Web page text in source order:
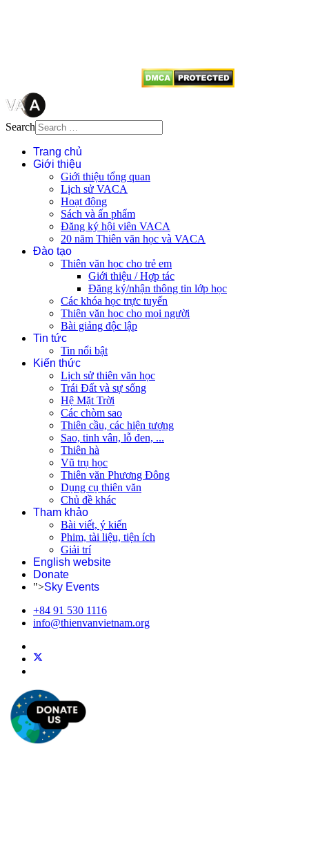
Search
Trang chủ
Giới thiệu
Giới thiệu tổng quan
Lịch sử VACA
Hoạt động
Sách và ấn phẩm
Đăng ký hội viên VACA
20 năm Thiên văn học và VACA
Đào tạo
Thiên văn học cho trẻ em
Giới thiệu / Hợp tác
Đăng ký/nhận thông tin lớp học
Các khóa học trực tuyến
Thiên văn học cho mọi người
Bài giảng độc lập
Tin tức
Tin nổi bật
Kiến thức
Lịch sử thiên văn học
Trái Đất và sự sống
Hệ Mặt Trời
Các chòm sao
Thiên cầu, các hiện tượng
Sao, tinh vân, lỗ đen, ...
Thiên hà
Vũ trụ học
Thiên văn Phương Đông
Dụng cụ thiên văn
Chủ đề khác
Tham khảo
Bài viết, ý kiến
Phim, tài liệu, tiện ích
Giải trí
English website
Donate
">Sky Events
+84 91 530 1116
info@thienvanvietnam.org